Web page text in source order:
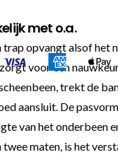
met o.a.
opvangt alsof het
voor een
trekt de
aansluit. De
van het onderbeen
maten, is het